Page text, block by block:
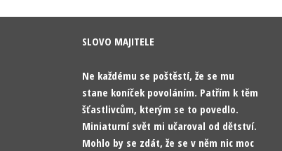
SLOVO MAJITELE
Ne každému se poštěstí, že se mu
stane koníček povoláním. Patřím k těm
šťastlivcům, kterým se to povedlo.
Miniaturní svět mi učaroval od dětství.
Mohlo by se zdát, že se v něm nic moc